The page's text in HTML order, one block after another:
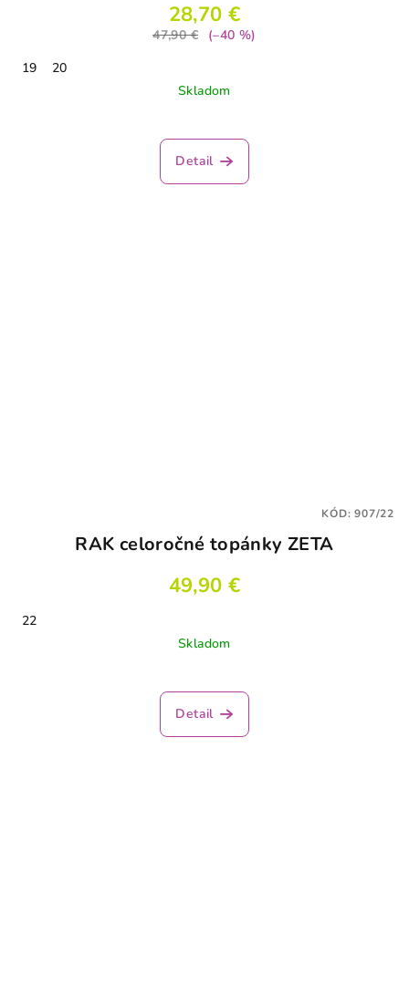
28,70 €
47,90 €
(–40 %)
19
20
Skladom
Detail
RAK celoročné topánky ZETA
49,90 €
22
Skladom
Detail
KÓD:907/22